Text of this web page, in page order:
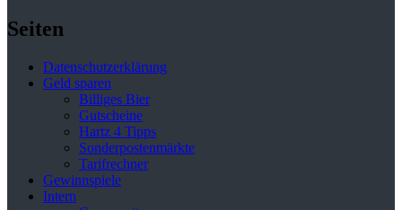
Seiten
Datenschutzerklärung
Geld sparen
Billiges Bier
Gutscheine
Hartz 4 Tipps
Sonderpostenmärkte
Tarifrechner
Gewinnspiele
Intern